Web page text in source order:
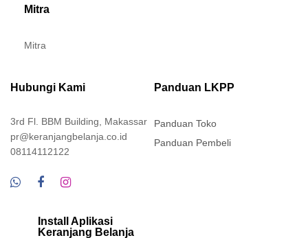
Mitra
Mitra
Hubungi Kami
3rd Fl. BBM Building, Makassar
pr@keranjangbelanja.co.id
08114112122
Panduan LKPP
Panduan Toko
Panduan Pembeli
Install Aplikasi
Keranjang Belanja